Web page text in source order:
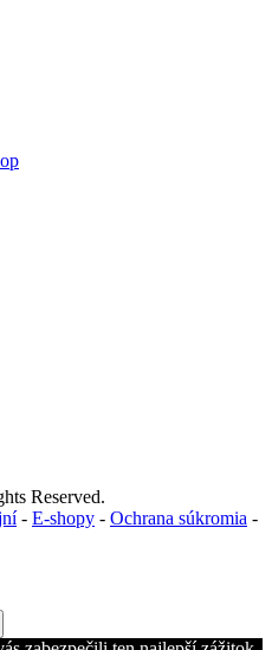
Reserved.
- E-shopy - Ochrana súkromia -